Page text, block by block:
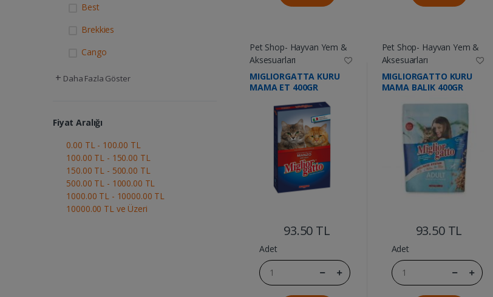
Best
Brekkies
Cango
+ Daha Fazla Göster
Fiyat Aralığı
0.00 TL - 100.00 TL
100.00 TL - 150.00 TL
150.00 TL - 500.00 TL
500.00 TL - 1000.00 TL
1000.00 TL - 10000.00 TL
10000.00 TL ve Üzeri
Pet Shop- Hayvan Yem &
Aksesuarları
MIGLIORGATTA KURU
MAMA ET 400GR
93.50 TL
Adet
Pet Shop- Hayvan Yem &
Aksesuarları
MIGLIORGATTO KURU
MAMA BALIK 400GR
93.50 TL
Adet